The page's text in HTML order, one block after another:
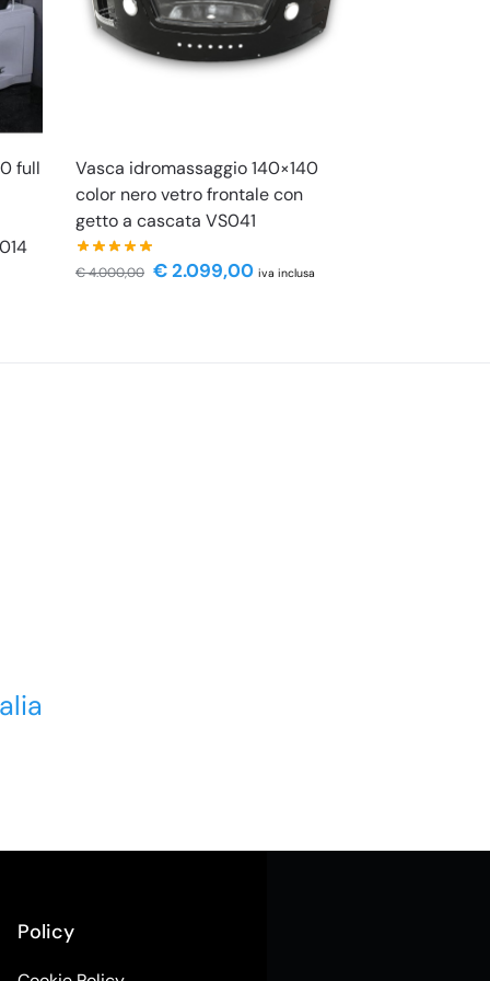
full
Vasca idromassaggio 140×140
color nero vetro frontale con
getto a cascata VS041
€4.000,00 €2.099,00 iva inclusa
Policy